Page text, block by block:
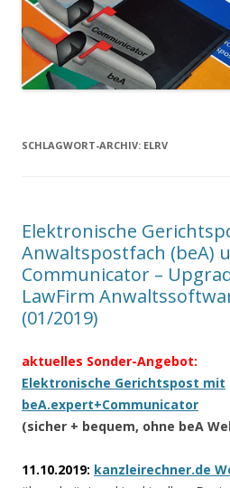
SCHLAGWORT-ARCHIV: ELRV
Elektronische
Anwaltspostfach (beA)
Communicator –
LawFirm
(01/2019)
aktuelles Sonder-Angebot:
Elektronische Gerichtspost mit
beA.expert+Communicator
(sicher + bequem, ohne beA
11.10.2019: kanzleirechner.de